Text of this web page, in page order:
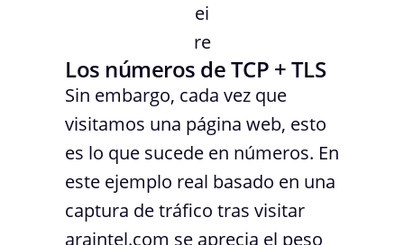
ei
re
Los números de TCP + TLS
Sin embargo, cada vez que
visitamos una página web, esto
es lo que sucede en números. En
este ejemplo real basado en una
captura de tráfico tras visitar
araintel.com se aprecia el peso